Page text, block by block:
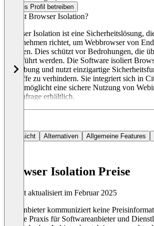
Dieses Profil betreiben
Was ist Browser Isolation?
Browser Isolation ist eine Sicherheitslösung,
Unternehmen richtet, um Webbrowser von
isolieren. Dies schützt vor Bedrohungen, die
ausgeführt werden. Die Software isoliert
Umgebung und nutzt einzigartige
Angriffe zu verhindern. Sie integriert sich in
und ermöglicht eine sichere Nutzung von
auf Anfrage erhältlich.
Übersicht Alternativen Allgemeine Features
Browser Isolation Preise
Zuletzt aktualisiert im Februar 2025
Der Anbieter kommuniziert keine
übliche Praxis für Softwareanbieter und